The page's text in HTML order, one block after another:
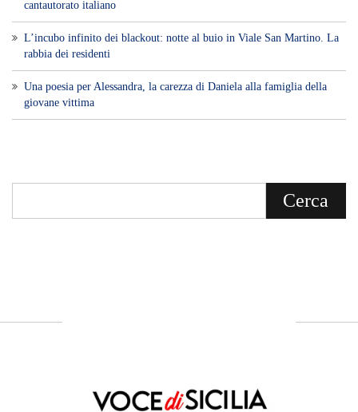
cantautorato italiano
L’incubo infinito dei blackout: notte al buio in Viale San Martino. La
rabbia dei residenti
Una poesia per Alessandra, la carezza di Daniela alla famiglia della
giovane vittima